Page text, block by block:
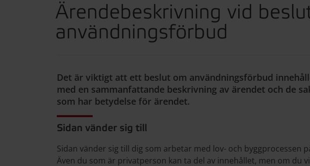
Ärendebeskrivning vid
användningsförbud
Det är viktigt att ett beslut om användningsförbud
med en sammanfattande beskrivning av ärendet och de
som har betydelse för ärendet.
Sidan vänder sig till
Sidan vänder sig till dig som arbetar med lov- och byggprocessen
Även du som är privatperson kan ta del av innehållet, men om du